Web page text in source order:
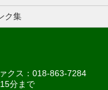
ク集
クス：018-863-7284
分まで